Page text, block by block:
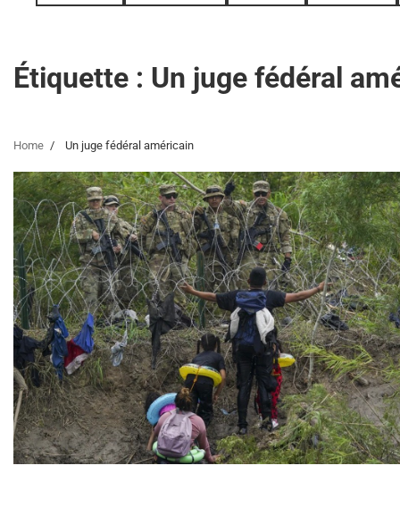
Étiquette : Un juge fédéral
Home Un juge fédéral américain